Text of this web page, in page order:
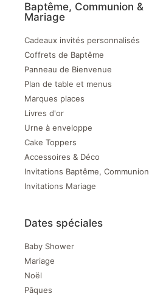
Baptême, Communion &
Mariage
Cadeaux invités personnalisés
Coffrets de Baptême
Panneau de Bienvenue
Plan de table et menus
Marques places
Livres d'or
Urne à enveloppe
Cake Toppers
Accessoires & Déco
Invitations Baptême, Communion
Invitations Mariage
Dates spéciales
Baby Shower
Mariage
Noël
Pâques